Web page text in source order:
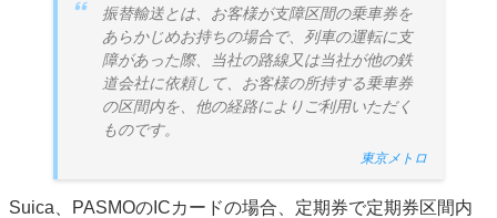
振替輸送とは、お客様が支障区間の乗車券を
あらかじめお持ちの場合で、列車の運転に支
障があった際、当社の路線又は当社が他の鉄
道会社に依頼して、お客様の所持する乗車券
の区間内を、他の経路によりご利用いただく
ものです。
東京メトロ
Suica、PASMOのICカードの場合、定期券で定期券区間内